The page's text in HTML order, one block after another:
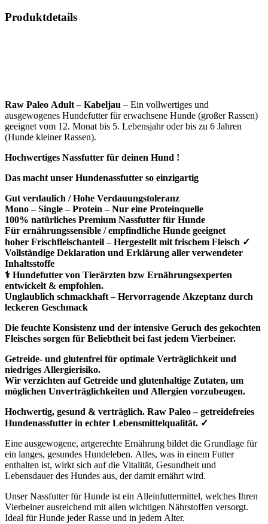
Produktdetails
Raw Paleo Adult– Kabeljau – Ein vollwertiges und
ausgewogenes Hundefutter für erwachsene Hunde (großer Rassen)
geeignet vom 12. Monat bis 5. Lebensjahr oder bis zu 6 Jahren
(Hunde kleiner Rassen).
Hochwertiges Nassfutter für deinen Hund !
Das macht unser Hundenassfutter so einzigartig
Gut verdaulich / Hohe Verdauungstoleranz
Mono – Single – Protein – Nur eine Proteinquelle
100% natürliches Premium Nassfutter für Hunde
Für ernährungssensible / empfindliche Hunde geeignet
hoher Frischfleischanteil – Hergestellt mit frischem Fleisch ✓
Vollständige Deklaration und Erklärung aller verwendeter
Inhaltsstoffe
⚕️ Hundefutter von Tierärzten bzw Ernährungsexperten
entwickelt & empfohlen.
Unglaublich schmackhaft – Hervorragende Akzeptanz durch
leckeren Geschmack
Die feuchte Konsistenz und der intensive Geruch des gekochten
Fleisches sorgen für Beliebtheit bei fast jedem Vierbeiner.
Getreide- und glutenfrei für optimale Verträglichkeit und
niedriges Allergierisiko.
Wir verzichten auf Getreide und glutenhaltige Zutaten, um
möglichen Unverträglichkeiten und Allergien vorzubeugen.
Hochwertig, gesund & verträglich. Raw Paleo – getreidefreies
Hundenassfutter in echter Lebensmittelqualität. ✓
Eine ausgewogene, artgerechte Ernährung bildet die Grundlage für
ein langes, gesundes Hundeleben. Alles, was in einem Futter
enthalten ist, wirkt sich auf die Vitalität, Gesundheit und
Lebensdauer des Hundes aus, der damit ernährt wird.
Unser Nassfutter für Hunde ist ein Alleinfuttermittel, welches Ihren
Vierbeiner ausreichend mit allen wichtigen Nährstoffen versorgt.
Ideal für Hunde jeder Rasse und in jedem Alter.